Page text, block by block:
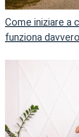
Come iniziare a
funziona